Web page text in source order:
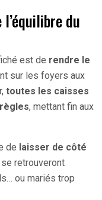
du
est de rendre le
sur les foyers aux
toutes les caisses
, mettant fin aux
de laisser de côté
retrouveront
ou mariés trop